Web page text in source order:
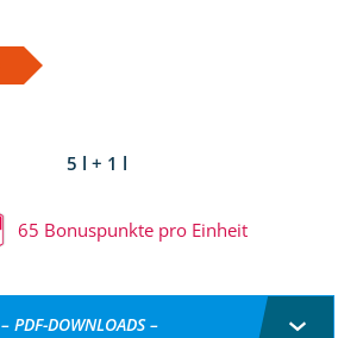
5 l + 1 l
65 Bonuspunkte pro Einheit
– PDF-DOWNLOADS –